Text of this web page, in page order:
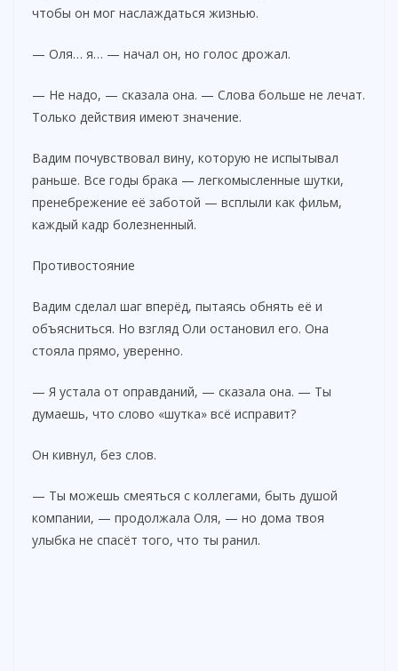
чтобы он мог наслаждаться жизнью.
— Оля… я… — начал он, но голос дрожал.
— Не надо, — сказала она. — Слова больше не лечат.
Только действия имеют значение.
Вадим почувствовал вину, которую не испытывал
раньше. Все годы брака — легкомысленные шутки,
пренебрежение её заботой — всплыли как фильм,
каждый кадр болезненный.
Противостояние
Вадим сделал шаг вперёд, пытаясь обнять её и
объясниться. Но взгляд Оли остановил его. Она
стояла прямо, уверенно.
— Я устала от оправданий, — сказала она. — Ты
думаешь, что слово «шутка» всё исправит?
Он кивнул, без слов.
— Ты можешь смеяться с коллегами, быть душой
компании, — продолжала Оля, — но дома твоя
улыбка не спасёт того, что ты ранил.